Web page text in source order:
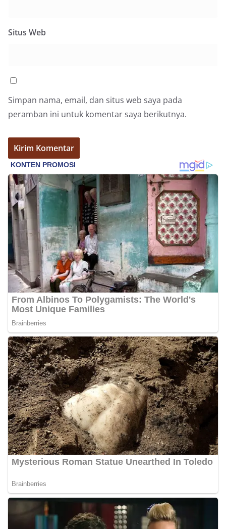
Situs Web
Simpan nama, email, dan situs web saya pada
peramban ini untuk komentar saya berikutnya.